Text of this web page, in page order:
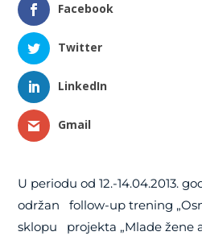
Facebook
Twitter
LinkedIn
Gmail
U periodu od 12.-14.04.2013.
održan follow-up trening
sklopu projekta „Mlade žene